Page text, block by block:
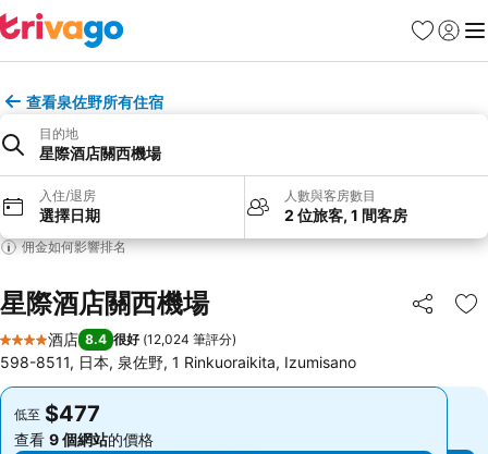
收藏夾
登入 選
查看泉佐野所有住宿
目的地
星際酒店關西機場
入住/退房
選擇日期
人數與客房數目
2 位旅客, 1 間客房
佣金如何影響排名
星際酒店關西機場 分享
放
4 星級
酒店 8.4 很好 (12,024 筆評分)
598-8511, 日本, 泉佐野, 1 Rinkuoraikita, Izumisano
低至 $477
查看 9 個網站的價格
低至 $477
查看 9 個網站的價格